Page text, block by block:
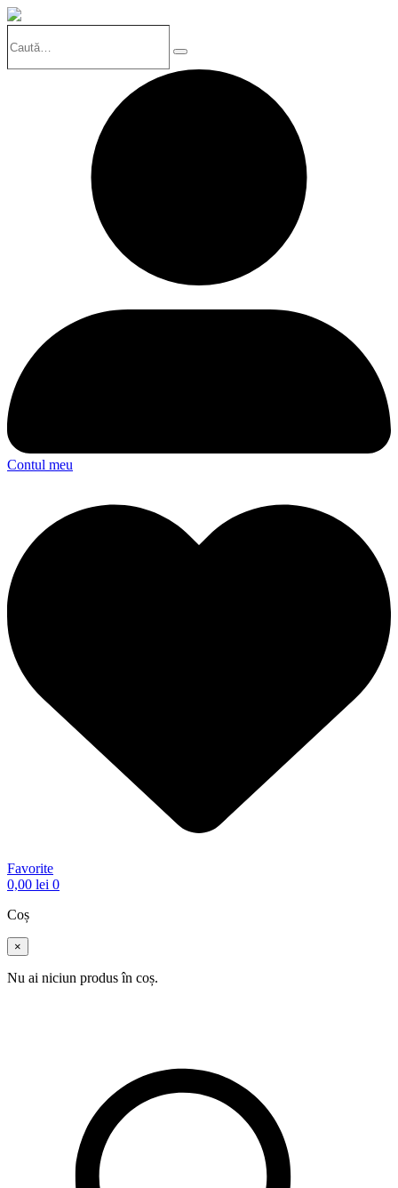
Search
Contul meu
Favorite
0,00 lei 0
Coș
×
Nu ai niciun produs în coș.